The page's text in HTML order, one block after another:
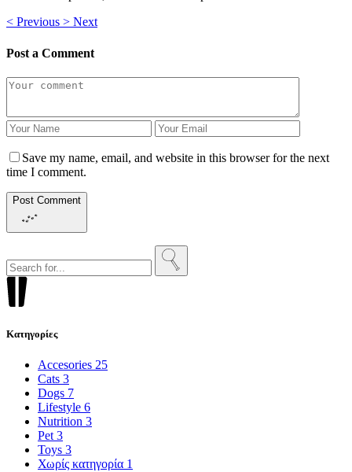
< Previous > Next
Post a Comment
Save my name, email, and website in this browser for the next
time I comment.
Post Comment
for:
Kατηγορίες
Accesories 25
Cats 3
Dogs 7
Lifestyle 6
Nutrition 3
Pet 3
Toys 3
Χωρίς κατηγορία 1